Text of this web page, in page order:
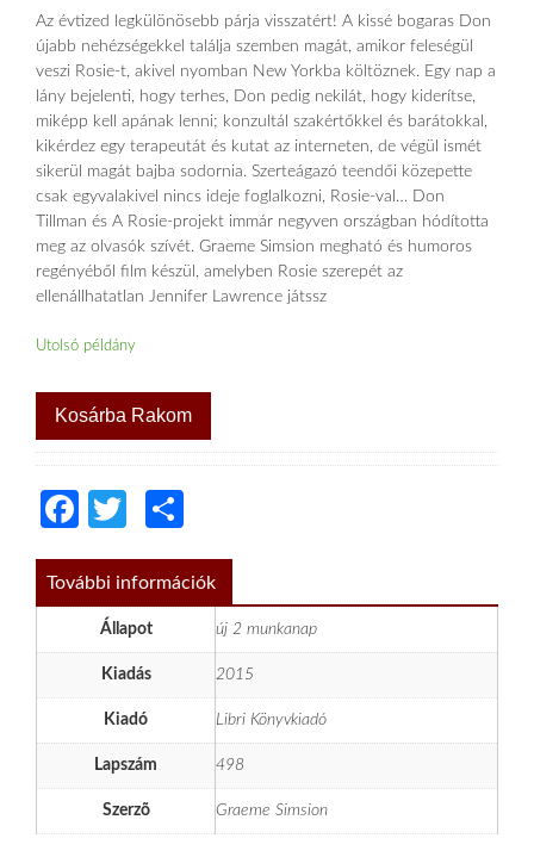
Az évtized legkülönösebb párja visszatért! A kissé bogaras Don
újabb nehézségekkel találja szemben magát, amikor feleségül
veszi Rosie-t, akivel nyomban New Yorkba költöznek. Egy nap a
lány bejelenti, hogy terhes, Don pedig nekilát, hogy kiderítse,
miképp kell apának lenni; konzultál szakértőkkel és barátokkal,
kikérdez egy terapeutát és kutat az interneten, de végül ismét
sikerül magát bajba sodornia. Szerteágazó teendői közepette
csak egyvalakivel nincs ideje foglalkozni, Rosie-val… Don
Tillman és A Rosie-projekt immár negyven országban hódította
meg az olvasók szívét. Graeme Simsion megható és humoros
regényéből film készül, amelyben Rosie szerepét az
ellenállhatatlan Jennifer Lawrence játssz
Utolsó példány
Kosárba Rakom
Facebook
Twitter
További információk
Állapot új 2 munkanap
Kiadás 2015
Kiadó Libri Könyvkiadó
Lapszám 498
Szerzõ Graeme Simsion